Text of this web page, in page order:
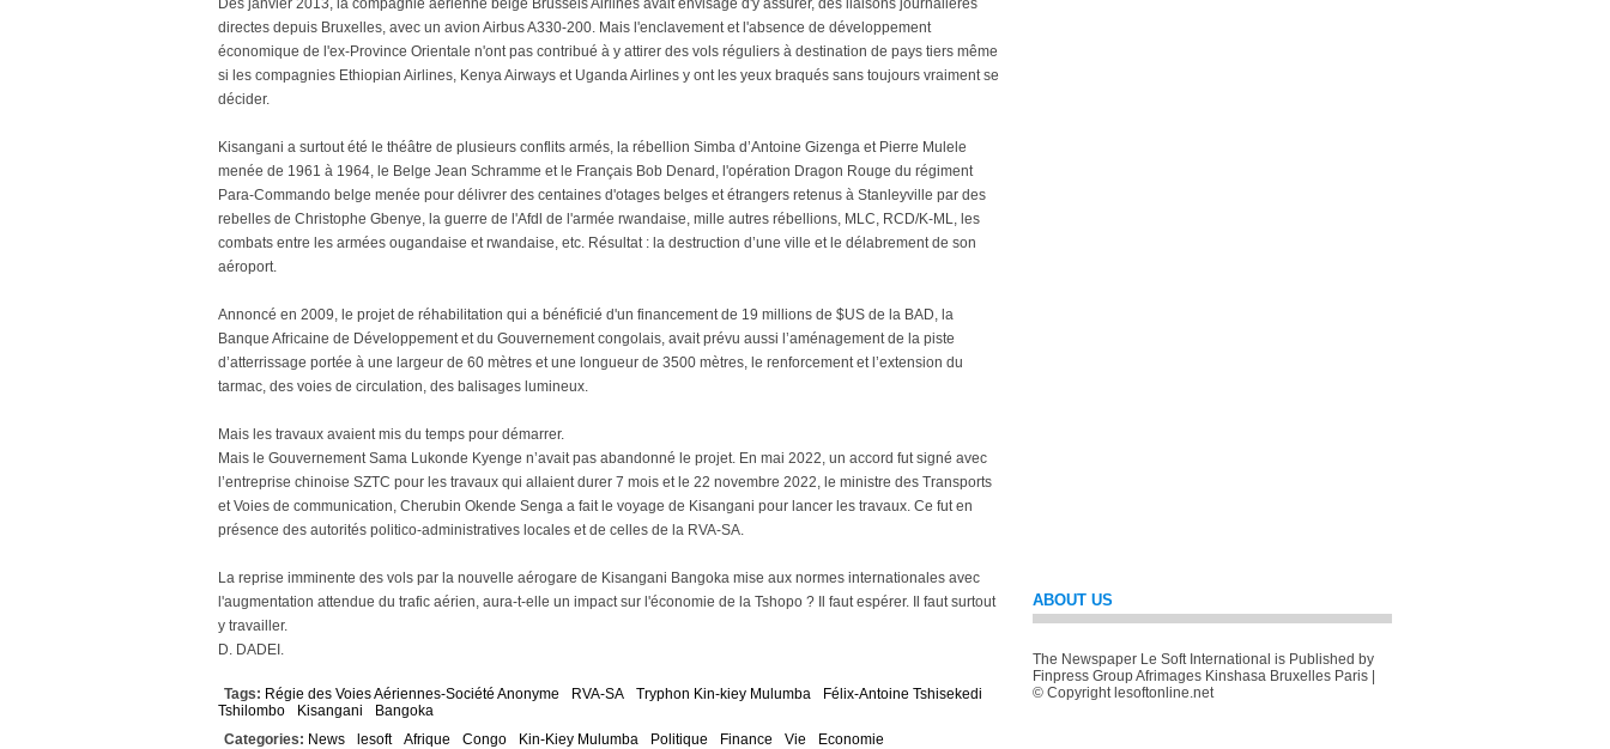
Dès janvier 2013, la compagnie aérienne belge Brussels Airlines avait envisagé d'y assurer, des liaisons journalières
directes depuis Bruxelles, avec un avion Airbus A330-200. Mais l'enclavement et l'absence de développement
économique de l'ex-Province Orientale n'ont pas contribué à y attirer des vols réguliers à destination de pays tiers même
si les compagnies Ethiopian Airlines, Kenya Airways et Uganda Airlines y ont les yeux braqués sans toujours vraiment se
décider.
Kisangani a surtout été le théâtre de plusieurs conflits armés, la rébellion Simba d’Antoine Gizenga et Pierre Mulele
menée de 1961 à 1964, le Belge Jean Schramme et le Français Bob Denard, l'opération Dragon Rouge du régiment
Para-Commando belge menée pour délivrer des centaines d'otages belges et étrangers retenus à Stanleyville par des
rebelles de Christophe Gbenye, la guerre de l'Afdl de l'armée rwandaise, mille autres rébellions, MLC, RCD/K-ML, les
combats entre les armées ougandaise et rwandaise, etc. Résultat : la destruction d’une ville et le délabrement de son
aéroport.
Annoncé en 2009, le projet de réhabilitation qui a bénéficié d'un financement de 19 millions de $US de la BAD, la
Banque Africaine de Développement et du Gouvernement congolais, avait prévu aussi l’aménagement de la piste
d’atterrissage portée à une largeur de 60 mètres et une longueur de 3500 mètres, le renforcement et l’extension du
tarmac, des voies de circulation, des balisages lumineux.
Mais les travaux avaient mis du temps pour démarrer.
Mais le Gouvernement Sama Lukonde Kyenge n’avait pas abandonné le projet. En mai 2022, un accord fut signé avec
l’entreprise chinoise SZTC pour les travaux qui allaient durer 7 mois et le 22 novembre 2022, le ministre des Transports
et Voies de communication, Cherubin Okende Senga a fait le voyage de Kisangani pour lancer les travaux. Ce fut en
présence des autorités politico-administratives locales et de celles de la RVA-SA.
La reprise imminente des vols par la nouvelle aérogare de Kisangani Bangoka mise aux normes internationales avec
l'augmentation attendue du trafic aérien, aura-t-elle un impact sur l'économie de la Tshopo ? Il faut espérer. Il faut surtout
y travailler.
D. DADEI.
Tags: Régie des Voies Aériennes-Société Anonyme RVA-SA Tryphon Kin-kiey Mulumba
Félix-Antoine Tshisekedi
Tshilombo
Kisangani
Bangoka
Categories: News lesoft Afrique Congo Kin-Kiey Mulumba Politique Finance Vie Economie
ABOUT US
The Newspaper Le Soft International is Published by
Finpress Group Afrimages Kinshasa Bruxelles Paris |
© Copyright lesoftonline.net